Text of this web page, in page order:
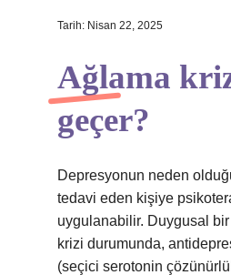
Tarih: Nisan 22, 2025
Ağlama
geçer?
Depresyonun neden
tedavi eden kişiye
uygulanabilir. Duygusal
krizi durumunda,
(seçici serotonin